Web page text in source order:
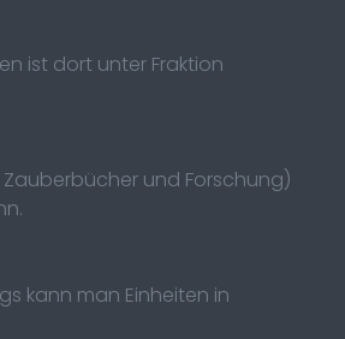
ist dort unter Fraktion
und Forschung)
kann man Einheiten in